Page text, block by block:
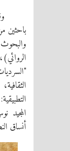
باحثين
أنساق